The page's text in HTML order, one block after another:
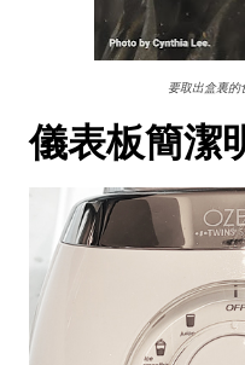
要取出盒裏的
儀表板簡潔